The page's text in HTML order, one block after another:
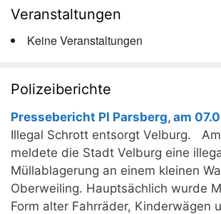
Veranstaltungen
Keine Veranstaltungen
Polizeiberichte
Pressebericht PI Parsberg, am
Illegal Schrott entsorgt Velburg.
meldete die Stadt Velburg eine
Müllablagerung an einem kleinen
Oberweiling. Hauptsächlich wurde
Form alter Fahrräder, Kinderwägen